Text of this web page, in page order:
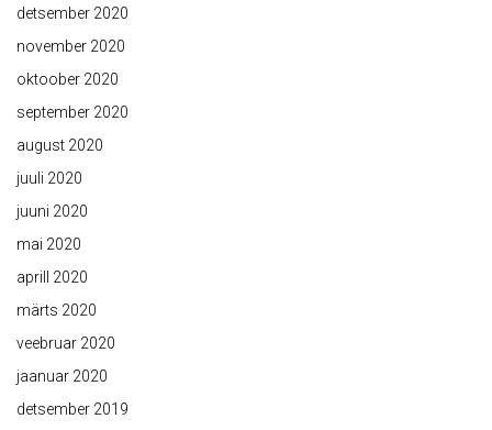
detsember 2020
november 2020
oktoober 2020
september 2020
august 2020
juuli 2020
juuni 2020
mai 2020
aprill 2020
märts 2020
veebruar 2020
jaanuar 2020
detsember 2019